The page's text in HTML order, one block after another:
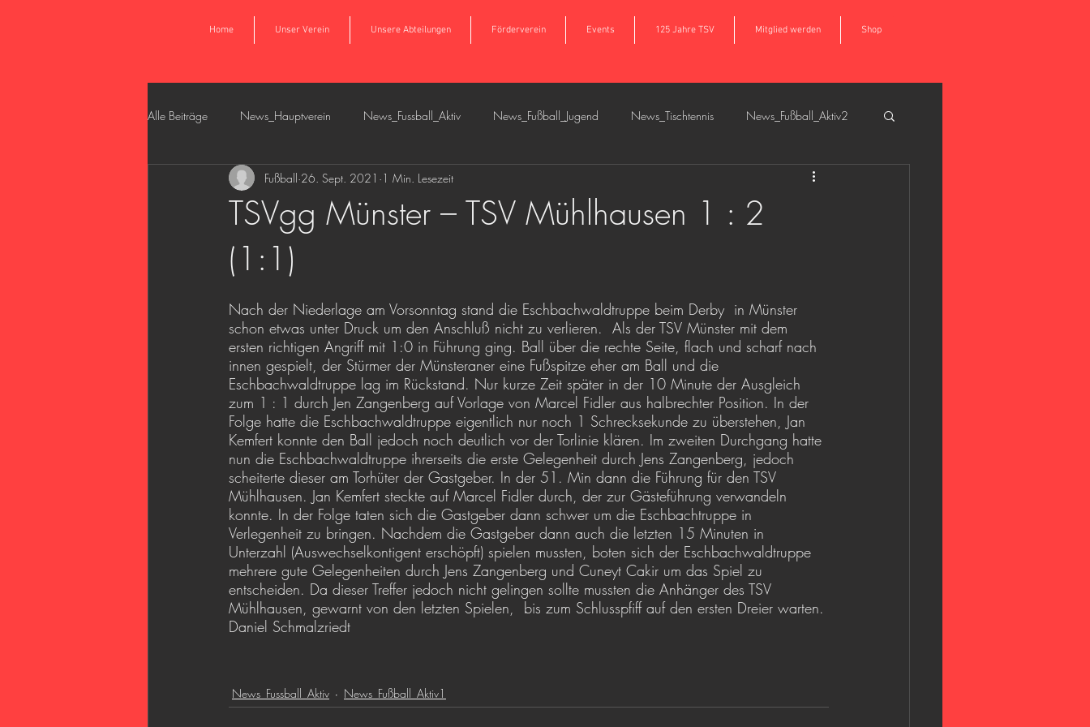
Home Unser Verein Unsere Abteilungen Förderverein Events 125 Jahre TSV Mitglied werden Shop
Alle Beiträge News_Hauptverein News_Fussball_Aktiv News_Fußball_Jugend News_Tischtennis News_Fußball_Aktiv2
News_Fußball_Aktiv_Damen News_Tennis News_Basketball
Kooperation Juniorinnen
TSVgg Münster – TSV Mühlhausen 1 : 2
(1:1)
Fußball 26. Sept. 2021 1 Min. Lesezeit
Nach der Niederlage am Vorsonntag stand die Eschbachwaldtruppe beim Derby  in Münster
schon etwas unter Druck um den Anschluß nicht zu verlieren.  Als der TSV Münster mit dem
ersten richtigen Angriff mit 1:0 in Führung ging. Ball über die rechte Seite, flach und scharf nach
innen gespielt, der Stürmer der Münsteraner eine Fußspitze eher am Ball und die
Eschbachwaldtruppe lag im Rückstand. Nur kurze Zeit später in der 10 Minute der Ausgleich
zum 1 : 1 durch Jen Zangenberg auf Vorlage von Marcel Fidler aus halbrechter Position. In der
Folge hatte die Eschbachwaldtruppe eigentlich nur noch 1 Schrecksekunde zu überstehen, Jan
Kemfert konnte den Ball jedoch noch deutlich vor der Torlinie klären. Im zweiten Durchgang hatte
nun die Eschbachwaldtruppe ihrerseits die erste Gelegenheit durch Jens Zangenberg, jedoch
scheiterte dieser am Torhüter der Gastgeber. In der 51. Min dann die Führung für den TSV
Mühlhausen. Jan Kemfert steckte auf Marcel Fidler durch, der zur Gästeführung verwandeln
konnte. In der Folge taten sich die Gastgeber dann schwer um die Eschbachtruppe in
Verlegenheit zu bringen. Nachdem die Gastgeber dann auch die letzten 15 Minuten in
Unterzahl (Auswechselkontigent erschöpft) spielen mussten, boten sich der Eschbachwaldtruppe
mehrere gute Gelegenheiten durch Jens Zangenberg und Cuneyt Cakir um das Spiel zu
entscheiden. Da dieser Treffer jedoch nicht gelingen sollte mussten die Anhänger des TSV
Mühlhausen, gewarnt von den letzten Spielen,  bis zum Schlusspfiff auf den ersten Dreier warten.
Daniel Schmalzriedt
News_Fussball_Aktiv News_Fußball_Aktiv1